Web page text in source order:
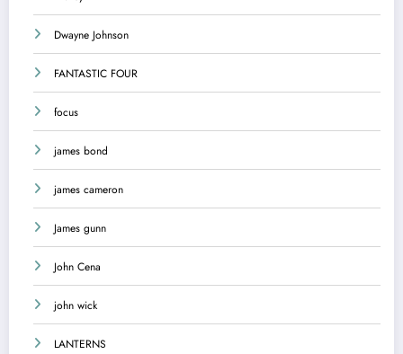
Dwayne Johnson
FANTASTIC FOUR
focus
james bond
james cameron
James gunn
John Cena
john wick
LANTERNS